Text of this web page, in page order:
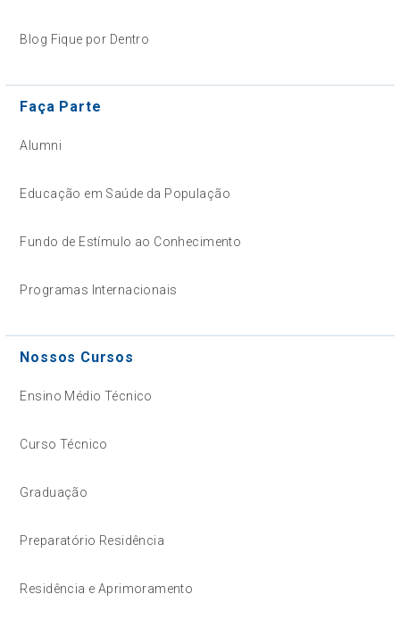
Blog Fique por Dentro
Faça Parte
Alumni
Educação em Saúde da População
Fundo de Estímulo ao Conhecimento
Programas Internacionais
Nossos Cursos
Ensino Médio Técnico
Curso Técnico
Graduação
Preparatório Residência
Residência e Aprimoramento